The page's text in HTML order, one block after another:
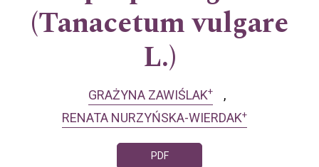
(Tanacetum vulgare
L.)
GRAŻYNA ZAWIŚLAK+
RENATA NURZYŃSKA-WIERDAK+
PDF